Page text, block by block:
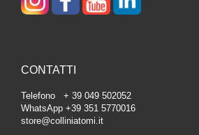
CONTATTI
Telefono + 39 049 502052
WhatsApp +39 351 5770016
store@colliniatomi.it